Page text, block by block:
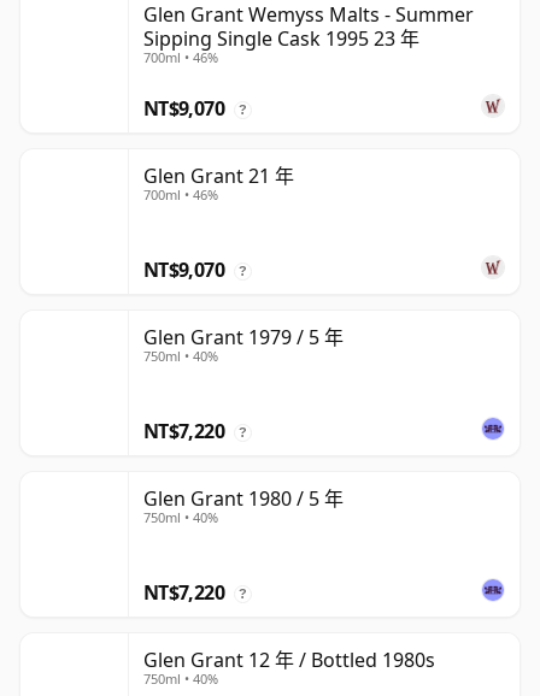
Glen Grant Wemyss Malts - Summer
Sipping Single Cask 1995 23 年
700ml • 46%
NT$9,070 ?
Glen Grant 21 年
700ml • 46%
NT$9,070 ?
Glen Grant 1979 / 5 年
750ml • 40%
NT$7,220 ?
Glen Grant 1980 / 5 年
750ml • 40%
NT$7,220 ?
Glen Grant 12 年 / Bottled 1980s
750ml • 40%